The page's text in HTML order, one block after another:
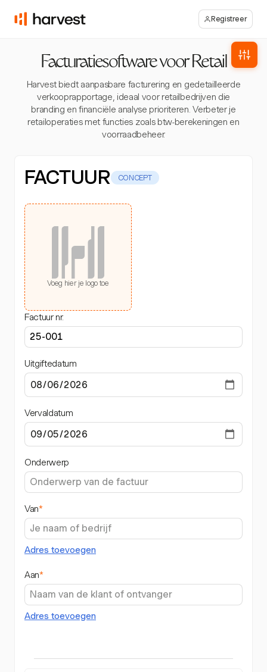
Registreer
Facturatiesoftware voor Retail
Harvest biedt aanpasbare facturering en gedetailleerde
verkooprapportage, ideaal voor retailbedrijven die
branding en financiële analyse prioriteren. Verbeter je
retailoperaties met functies zoals btw-berekeningen en
voorraadbeheer.
FACTUUR CONCEPT
Voeg hier je logo toe
Factuur nr.
Uitgiftedatum
Vervaldatum
Onderwerp
Van*
Adres toevoegen
Aan*
Adres toevoegen